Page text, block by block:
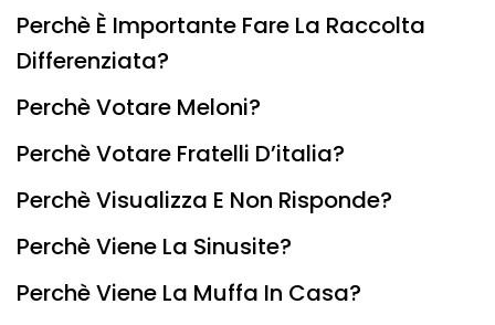
Perchè È Importante Fare La Raccolta
Differenziata?
Perchè Votare Meloni?
Perchè Votare Fratelli D’italia?
Perchè Visualizza E Non Risponde?
Perchè Viene La Sinusite?
Perchè Viene La Muffa In Casa?